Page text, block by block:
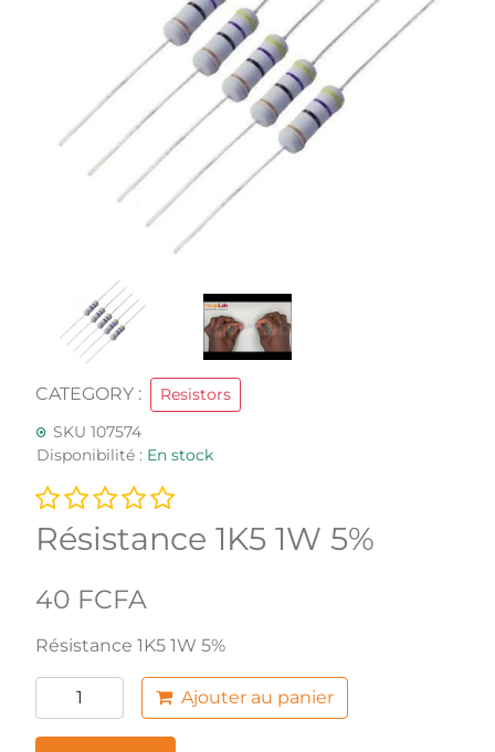
CATEGORY :
Resistors
SKU 107574
Disponibilité : En stock
Résistance 1K5 1W 5%
40 FCFA
Résistance 1K5 1W 5%
Ajouter au panier